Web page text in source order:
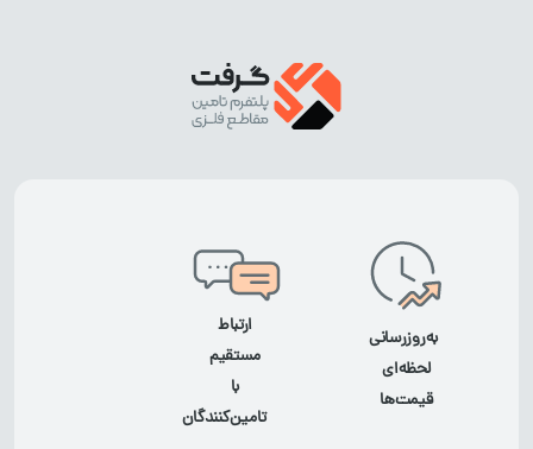
به‌روزرسانی
لحظه‌ای
قیمت‌ها
ارتباط
مستقیم
با
تامین‌کنندگان